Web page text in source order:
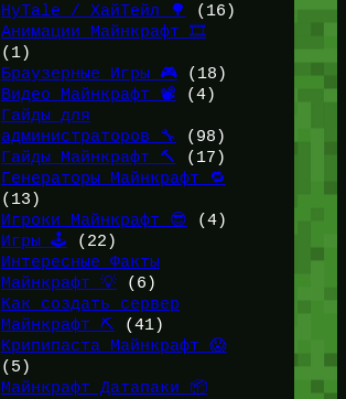
HyTale / ХайТейл 🌳
(16)
Анимации Майнкрафт 🎞️
(1)
Браузерные Игры 🎮(18)
Видео Майнкрафт 📽️ (4)
Гайды для
администраторов 🔧
(98)
Гайды Майнкрафт 🔨
(17)
Генераторы Майнкрафт 🔁
(13)
Игроки Майнкрафт 😎 (4)
Игры 🕹️ (22)
Интересные Факты
Майнкрафт 💡(6)
Как создать сервер
Майнкрафт ⛏️ (41)
Крипипаста Майнкрафт 😱
(5)
Майнкрафт Датапаки 📦